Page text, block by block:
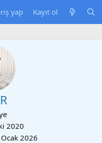
yap Kayıt ol
2020
2026